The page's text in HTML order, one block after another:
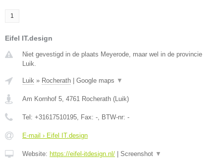
1
Eifel IT.design
Niet gevestigd in de plaats Meyerode, maar wel in de provincie
Luik.
Luik » Rocherath Google maps ▼
Am Kornhof 5, 4761 Rocherath (Luik)
Tel: +31617510195, Fax: -, BTW-nr: -
E-mail › Eifel IT.design
Website: https://eifel-itdesign.nl/ Screenshot ▼